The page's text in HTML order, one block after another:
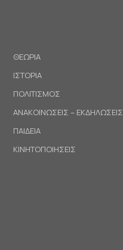
ΘΕΩΡΙΑ
ΙΣΤΟΡΙΑ
ΠΟΛΙΤΙΣΜΟΣ
ΑΝΑΚΟΙΝΩΣΕΙΣ – ΕΚΔΗΛΩΣΕΙΣ
ΠΑΙΔΕΙΑ
ΚΙΝΗΤΟΠΟΙΗΣΕΙΣ